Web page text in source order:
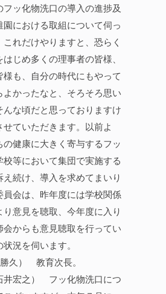
フッ化物洗口の導入の進捗及
園における取組について伺っ
れだけやりますと、恐らく
じめ多くの理事者の皆様、
様も、自分の時代にもやって
よかったなと、そろそろ思い
んな頃だと思っておりますけ
せていただきます。以前よ
の健康に大きく寄与するフッ
校等において集団で実施する
え続け、導入を求めてまいり
員会は、昨年度には学校関係
意見を聴取、今年度に入り
会からも意見聴取を行ってい
況を伺います。
久） 教育次長。
井宏之） フッ化物洗口につ